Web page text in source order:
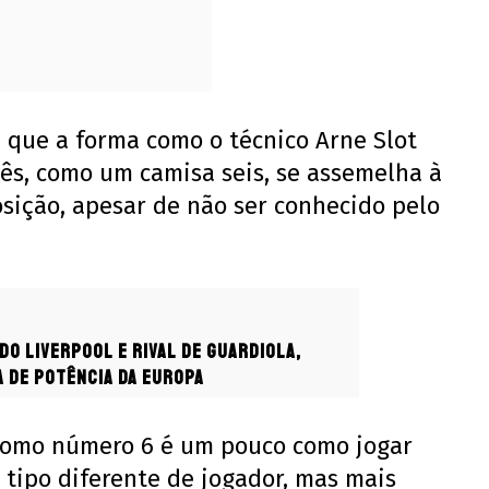
a forma como o técnico Arne Slot
como um camisa seis, se assemelha à
apesar de não ser conhecido pelo
Liverpool e rival de Guardiola,
potência da Europa
número 6 é um pouco como jogar
diferente de jogador, mas mais